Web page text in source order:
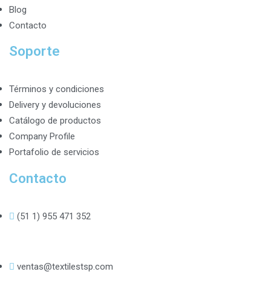
Blog
Contacto
Soporte
Términos y condiciones
Delivery y devoluciones
Catálogo de productos
Company Profile
Portafolio de servicios
Contacto
(51 1) 955 471 352
ventas@textilestsp.com